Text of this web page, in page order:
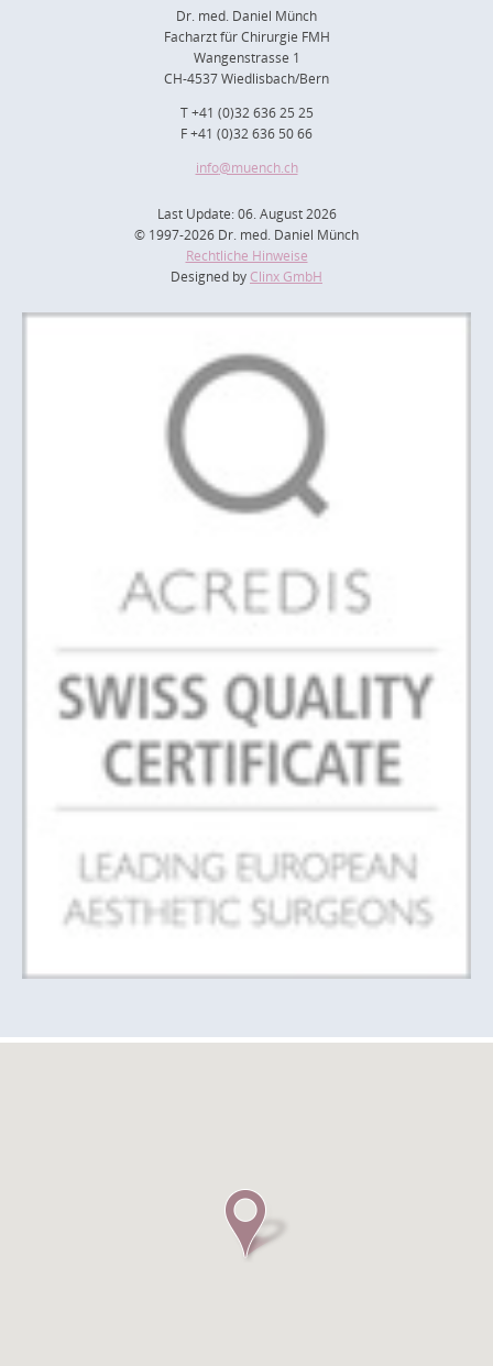
Dr. med. Daniel Münch
Facharzt für Chirurgie FMH
Wangenstrasse 1
CH-4537 Wiedlisbach/Bern
T +41 (0)32 636 25 25
F +41 (0)32 636 50 66
info@muench.ch
Last Update: 06. August 2026
© 1997-2026 Dr. med. Daniel Münch
Rechtliche Hinweise
Designed by Clinx GmbH